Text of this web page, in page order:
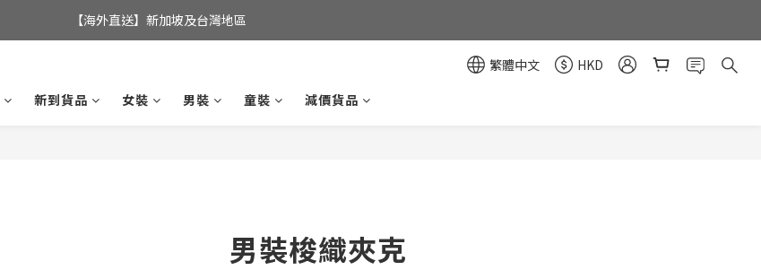
全店滿$350，即可享港澳地區免運費;
【海外直送】新加坡及台灣地區
繁體中文
HKD
新到貨品 女裝 男裝 童裝 減價貨品
男裝梭織夾克